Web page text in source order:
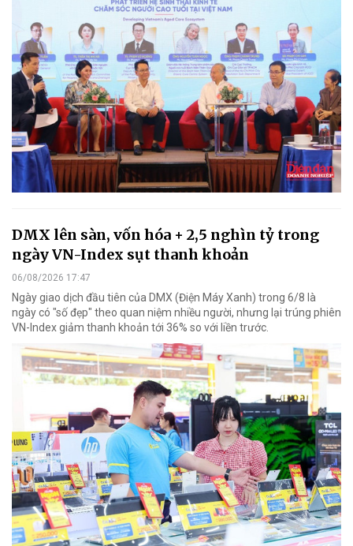
DMX lên sàn, vốn hóa + 2,5 nghìn tỷ trong
ngày VN-Index sụt thanh khoản
06/08/2026 17:47
Ngày giao dịch đầu tiên của DMX (Điện Máy Xanh) trong 6/8 là
ngày có "số đẹp" theo quan niệm nhiều người, nhưng lại trúng phiên
VN-Index giảm thanh khoản tới 36% so với liền trước.